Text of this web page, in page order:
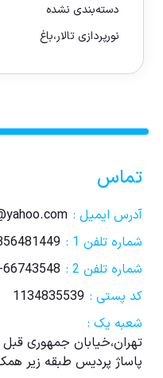
دسته‌بندی نشده
نورپردازی تالار،باغ
تماس
آدرس ایمیل :
شماره تلفن 1 :
شماره تلفن 2 :
کد پستی : 1134835539
شعبه یک :
تهران،خیابان جمهوری
پاساژ پردیس طبقه زیر